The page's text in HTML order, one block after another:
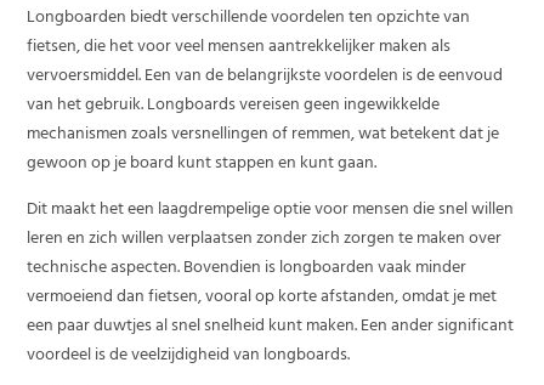
Longboarden biedt verschillende voordelen ten opzichte van
fietsen, die het voor veel mensen aantrekkelijker maken als
vervoersmiddel. Een van de belangrijkste voordelen is de eenvoud
van het gebruik. Longboards vereisen geen ingewikkelde
mechanismen zoals versnellingen of remmen, wat betekent dat je
gewoon op je board kunt stappen en kunt gaan.
Dit maakt het een laagdrempelige optie voor mensen die snel willen
leren en zich willen verplaatsen zonder zich zorgen te maken over
technische aspecten. Bovendien is longboarden vaak minder
vermoeiend dan fietsen, vooral op korte afstanden, omdat je met
een paar duwtjes al snel snelheid kunt maken. Een ander significant
voordeel is de veelzijdigheid van longboards.